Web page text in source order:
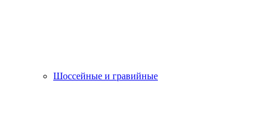
Шоссейные и гравийные